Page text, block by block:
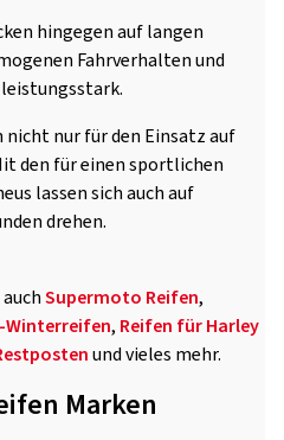
hingegen auf langen
Fahrverhalten und
nicht nur für den Einsatz auf
den für einen sportlichen
lassen sich auch auf
drehen.
Supermoto Reifen,
, Reifen für Harley
und vieles mehr.
Marken